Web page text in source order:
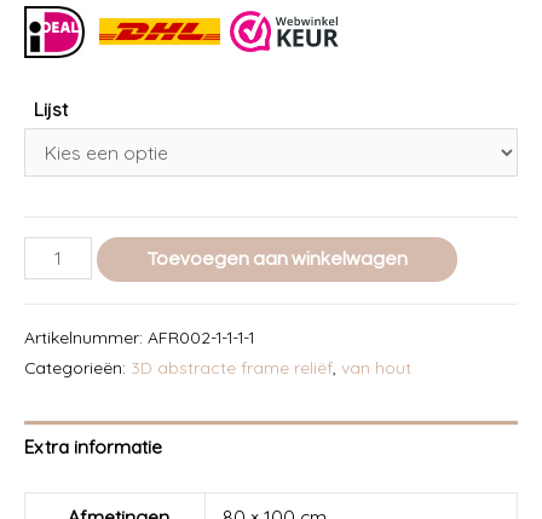
Lijst
Abstract
-
002
-
Toevoegen aan winkelwagen
Artikelnummer: AFR002-1-1-1-1
Categorieën: 3D abstracte frame reliëf van hout
Extra informatie